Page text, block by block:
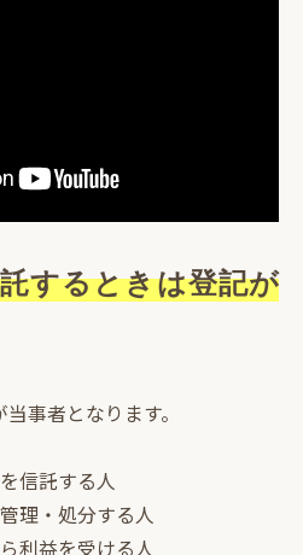
するときは登記が
事者となります。
信託する人
理・処分する人
利益を受ける人